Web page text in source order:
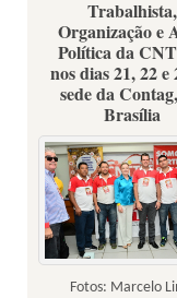
Trabalhista,
Organização e
Política da
nos dias 21, 22 e
sede da
Brasília
Fotos: Marcelo